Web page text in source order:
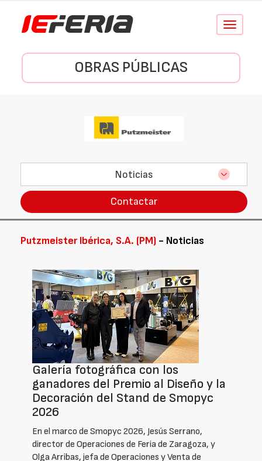
Conmutar
OBRAS PÚBLICAS
Noticias
Contactar
Putzmeister Ibérica, S.A. (PM) - Noticias
Galería fotográfica con los
ganadores del Premio al Diseño y la
Decoración del Stand de Smopyc
2026
En el marco de Smopyc 2026, Jesús Serrano,
director de Operaciones de Feria de Zaragoza, y
Olga Arribas, jefa de Operaciones y Venta de